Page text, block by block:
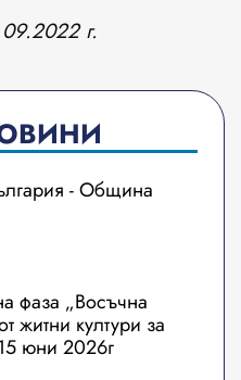
г.
- Община
фаза „Восъчна
житни култури за
юни 2026г